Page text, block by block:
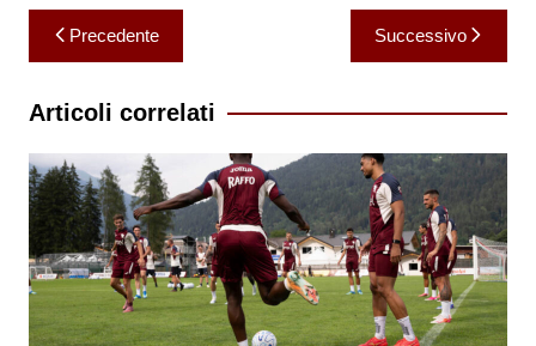
Navigazione
articoli
Precedente Successivo
Articoli correlati